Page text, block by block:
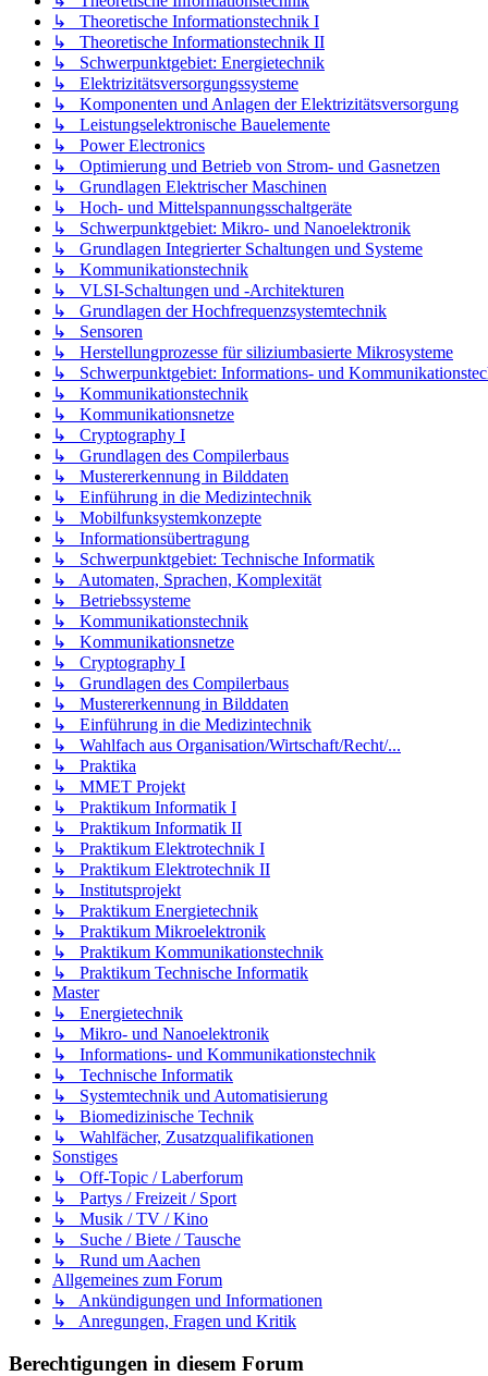
↳ Theoretische Informationstechnik I
↳ Theoretische Informationstechnik II
↳ Schwerpunktgebiet: Energietechnik
↳ Elektrizitätsversorgungssysteme
↳ Komponenten und Anlagen der Elektrizitätsversorgung
↳ Leistungselektronische Bauelemente
↳ Power Electronics
↳ Optimierung und Betrieb von Strom- und Gasnetzen
↳ Grundlagen Elektrischer Maschinen
↳ Hoch- und Mittelspannungsschaltgeräte
↳ Schwerpunktgebiet: Mikro- und Nanoelektronik
↳ Grundlagen Integrierter Schaltungen und Systeme
↳ Kommunikationstechnik
↳ VLSI-Schaltungen und -Architekturen
↳ Grundlagen der Hochfrequenzsystemtechnik
↳ Sensoren
↳ Herstellungprozesse für siliziumbasierte Mikrosysteme
↳ Schwerpunktgebiet: Informations- und
↳ Kommunikationstechnik
↳ Kommunikationsnetze
↳ Cryptography I
↳ Grundlagen des Compilerbaus
↳ Mustererkennung in Bilddaten
↳ Einführung in die Medizintechnik
↳ Mobilfunksystemkonzepte
↳ Informationsübertragung
↳ Schwerpunktgebiet: Technische Informatik
↳ Automaten, Sprachen, Komplexität
↳ Betriebssysteme
↳ Kommunikationstechnik
↳ Kommunikationsnetze
↳ Cryptography I
↳ Grundlagen des Compilerbaus
↳ Mustererkennung in Bilddaten
↳ Einführung in die Medizintechnik
↳ Wahlfach aus Organisation/Wirtschaft/Recht/...
↳ Praktika
↳ MMET Projekt
↳ Praktikum Informatik I
↳ Praktikum Informatik II
↳ Praktikum Elektrotechnik I
↳ Praktikum Elektrotechnik II
↳ Institutsprojekt
↳ Praktikum Energietechnik
↳ Praktikum Mikroelektronik
↳ Praktikum Kommunikationstechnik
↳ Praktikum Technische Informatik
Master
↳ Energietechnik
↳ Mikro- und Nanoelektronik
↳ Informations- und Kommunikationstechnik
↳ Technische Informatik
↳ Systemtechnik und Automatisierung
↳ Biomedizinische Technik
↳ Wahlfächer, Zusatzqualifikationen
Sonstiges
↳ Off-Topic / Laberforum
↳ Partys / Freizeit / Sport
↳ Musik / TV / Kino
↳ Suche / Biete / Tausche
↳ Rund um Aachen
Allgemeines zum Forum
↳ Ankündigungen und Informationen
↳ Anregungen, Fragen und Kritik
Berechtigungen in diesem Forum